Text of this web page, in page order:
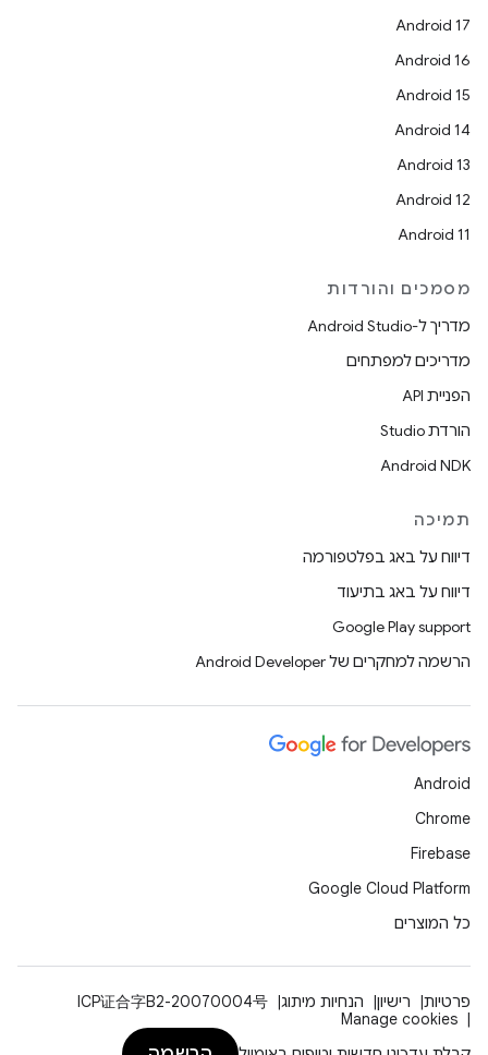
Android 17
Android 16
Android 15
Android 14
Android 13
Android 12
Android 11
מסמכים והורדות
מדריך ל-Android Studio
מדריכים למפתחים
הפניית API
הורדת Studio
Android NDK
תמיכה
דיווח על באג בפלטפורמה
דיווח על באג בתיעוד
Google Play support
הרשמה למחקרים של Android Developer
Android
Chrome
Firebase
Google Cloud Platform
כל המוצרים
פרטיות רישיון הנחיות מיתוג
ICP证合字B2-20070004号
Manage cookies